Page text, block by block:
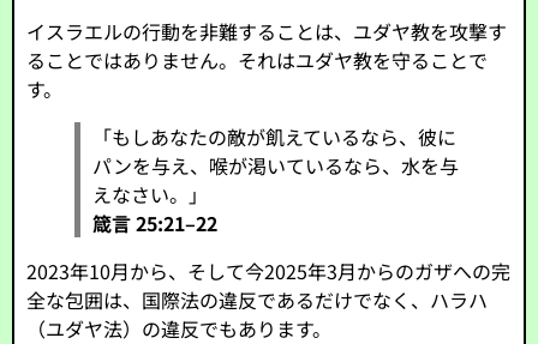
イスラエルの行動を非難することは、ユダヤ教を攻撃す
ることではありません。それはユダヤ教を守ることで
す。
「もしあなたの敵が飢えているなら、彼に
パンを与え、喉が渇いているなら、水を与
えなさい。」
箴言 25:21–22
2023年10月から、そして今2025年3月からのガザへの完
全な包囲は、国際法の違反であるだけでなく、ハラハ
（ユダヤ法）の違反でもあります。